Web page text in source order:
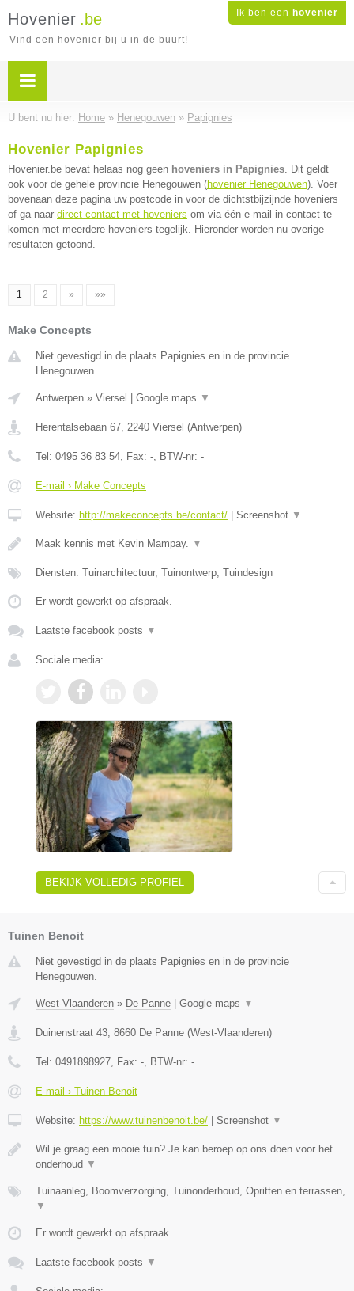
Ik ben een hovenier
Hovenier .be
Vind een hovenier bij u in de buurt!
U bent nu hier: Home » Henegouwen » Papignies
Hovenier Papignies
Hovenier.be bevat helaas nog geen hoveniers in Papignies. Dit geldt
ook voor de gehele provincie Henegouwen (hovenier Henegouwen). Voer
bovenaan deze pagina uw postcode in voor de dichtstbijzijnde hoveniers
of ga naar direct contact met hoveniers om via één e-mail in contact te
komen met meerdere hoveniers tegelijk. Hieronder worden nu overige
resultaten getoond.
1 2 » »»
Make Concepts
Niet gevestigd in de plaats Papignies en in de provincie
Henegouwen.
Antwerpen » Viersel Google maps ▼
Herentalsebaan 67, 2240 Viersel (Antwerpen)
Tel: 0495 36 83 54, Fax: -, BTW-nr: -
E-mail › Make Concepts
Website: http://makeconcepts.be/contact/ Screenshot ▼
Maak kennis met Kevin Mampay. ▼
Diensten: Tuinarchitectuur, Tuinontwerp, Tuindesign
Er wordt gewerkt op afspraak.
Laatste facebook posts ▼
Sociale media:
BEKIJK VOLLEDIG PROFIEL
Tuinen Benoit
Niet gevestigd in de plaats Papignies en in de provincie
Henegouwen.
West-Vlaanderen » De Panne | Google maps ▼
Duinenstraat 43 8660 De Panne (West-Vlaanderen)
Tel: 0491898927 , Fax: - , BTW-nr: -
E-mail › Tuinen Benoit
Website: https://www.tuinenbenoit.be/ | Screenshot ▼
Wil je graag een mooie tuin? Je kan beroep op ons doen voor het
onderhoud ▼
Tuinaanleg, Boomverzorging, Tuinonderhoud, Opritten en terrassen,
▼
Er wordt gewerkt op afspraak.
Laatste facebook posts ▼